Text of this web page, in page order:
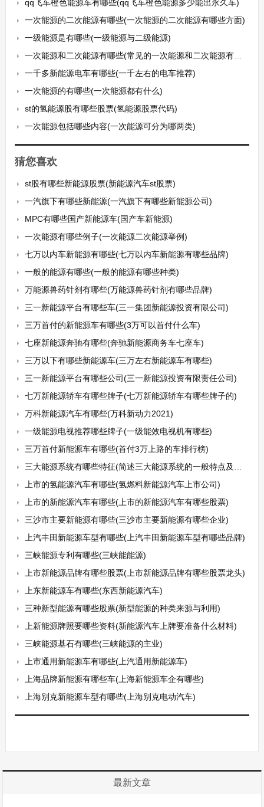
qq飞车橙色能源车有哪些(qq飞车橙色能源多少能出永久车)
一次能源的二次能源有哪些(一次能源的二次能源有哪些方面)
一级能源是有哪些(一级能源与二级能源)
一次能源和二次能源有哪些(常见的一次能源和二次能源有哪些)
一千多新能源电车有哪些(一千左右的电车推荐)
一次能源的有哪些(一次能源都有什么)
st的氢能源股有哪些股票(氢能源股票代码)
一次能源包括哪些内容(一次能源可分为哪两类)
猜您喜欢
st股有哪些新能源股票(新能源汽车st股票)
一汽旗下有哪些新能源(一汽旗下有哪些新能源公司)
MPC有哪些国产新能源车(国产车新能源)
一次能源有哪些例子(一次能源二次能源举例)
七万以内车新能源有哪些(七万以内车新能源有哪些品牌)
一般的能源有哪些(一般的能源有哪些种类)
万能源兽药针剂有哪些(万能源兽药针剂有哪些品牌)
三一新能源平台有哪些车(三一集团新能源投资有限公司)
三万首付的新能源车有哪些(3万可以首付什么车)
七座新能源奔驰有哪些(奔驰新能源商务车七座车)
三万以下有哪些新能源车(三万左右新能源车有哪些)
三一新能源平台有哪些公司(三一新能源投资有限责任公司)
七万新能源轿车有哪些牌子(七万新能源轿车有哪些牌子的)
万科新能源汽车有哪些(万科新动力2021)
一级能源电视推荐哪些牌子(一级能效电视机有哪些)
三万首付新能源车有哪些(首付3万上路的车排行榜)
三大能源系统有哪些特征(简述三大能源系统的一般特点及与运动的关系)
上市的氢能源汽车有哪些(氢燃料新能源汽车上市公司)
上市的新能源汽车有哪些(上市的新能源汽车有哪些股票)
三沙市主要新能源有哪些(三沙市主要新能源有哪些企业)
上汽丰田新能源车型有哪些(上汽丰田新能源车型有哪些品牌)
三峡能源专利有哪些(三峡能能源)
上市新能源品牌有哪些股票(上市新能源品牌有哪些股票龙头)
上东新能源车有哪些(东西新能源汽车)
三种新型能源有哪些股票(新型能源的种类来源与利用)
上新能源牌照要哪些资料(新能源汽车上牌要准备什么材料)
三峡能源基石有哪些(三峡能源的主业)
上市通用新能源车有哪些(上汽通用新能源车)
上海品牌新能源有哪些车(上海新能源车企有哪些)
上海别克新能源车型有哪些(上海别克电动汽车)
最新文章